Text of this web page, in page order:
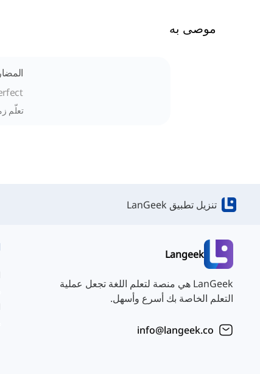
موصى به
تعلّم
تنزيل تطبيق LanGeek
Langeek
LanGeek هي منصة لتعلم اللغة تجعل عملية
التعلم الخاصة بك أسرع وأسهل.
info@langeek.co